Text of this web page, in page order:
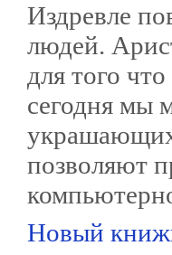
Издревле
людей.
для того
сегодня мы
позволяют
Новый